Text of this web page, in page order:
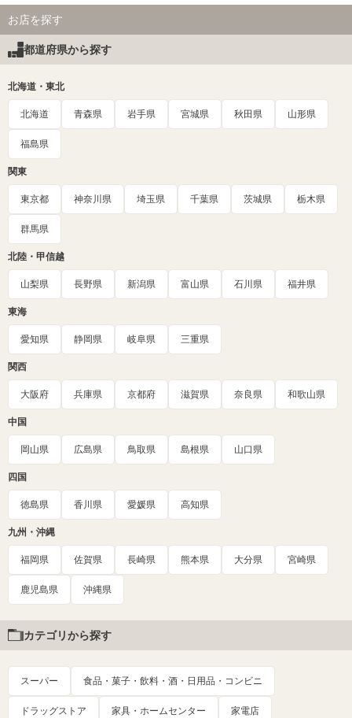
お店を探す
都道府県から探す
北海道・東北
北海道 青森県 岩手県 宮城県 秋田県 山形県
福島県
関東
東京都 神奈川県 埼玉県 千葉県 茨城県 栃木県
群馬県
北陸・甲信越
山梨県 長野県 新潟県 富山県 石川県 福井県
東海
愛知県 静岡県 岐阜県 三重県
関西
大阪府 兵庫県 京都府 滋賀県 奈良県 和歌山県
中国
岡山県 広島県 鳥取県 島根県 山口県
四国
徳島県 香川県 愛媛県 高知県
九州・沖縄
福岡県 佐賀県 長崎県 熊本県 大分県 宮崎県
鹿児島県 沖縄県
カテゴリから探す
スーパー 食品・菓子・飲料・酒・日用品・コンビニ
ドラッグストア 家具・ホームセンター 家電店